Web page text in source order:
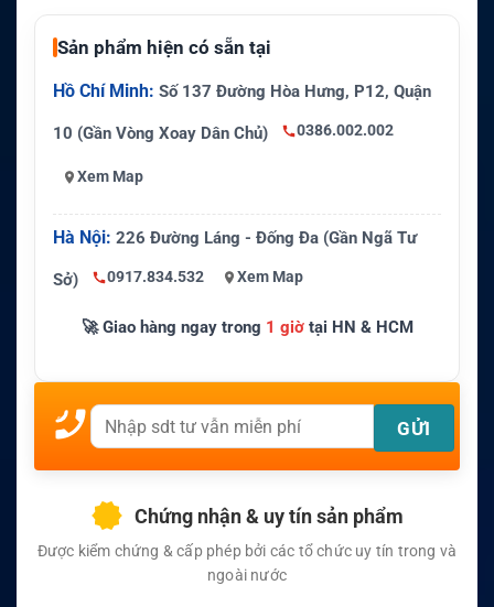
Sản phẩm hiện có sẵn tại
Hồ Chí Minh: Số 137 Đường Hòa Hưng, P12, Quận
10 (Gần Vòng Xoay Dân Chủ) 0386.002.002
Xem Map
Hà Nội: 226 Đường Láng - Đống Đa (Gần Ngã Tư
Sở) 0917.834.532 Xem Map
🚀 Giao hàng ngay trong 1 giờtại HN & HCM
Chứng nhận & uy tín sản phẩm
Được kiểm chứng & cấp phép bởi các tổ chức uy tín trong và
ngoài nước